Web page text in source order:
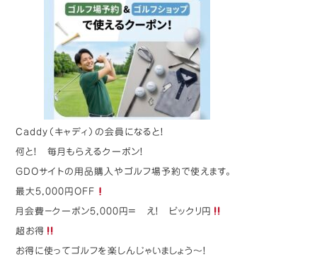
Caddy（キャディ）の会員になると！
何と！毎月もらえるクーポン！
GDOサイトの用品購入やゴルフ場予約で使えます。
最大5,000円OFF
月会費−クーポン5,000円＝ え！ ビックリ円
超お得
お得に使ってゴルフを楽しんじゃいましょう〜！